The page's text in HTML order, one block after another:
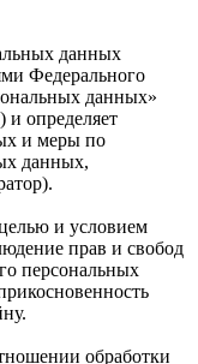
данных
Федерального
данных»
определяет
и меры по
данных,
и условием
прав и свобод
персональных
обработки